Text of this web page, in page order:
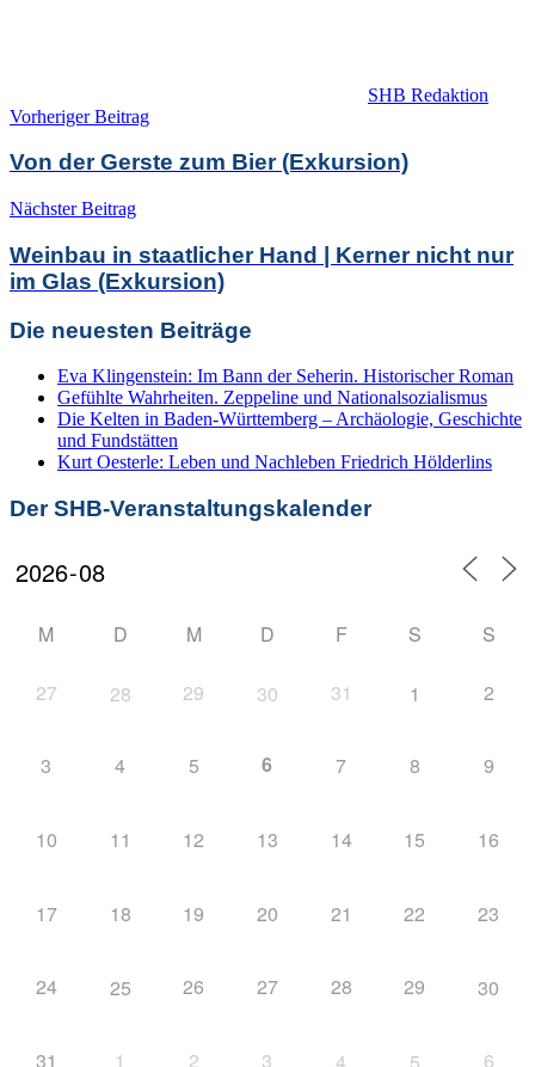
SHB Redaktion
Beitragsnavigation
Vorheriger Beitrag
Von der Gerste zum Bier (Exkursion)
Nächster Beitrag
Weinbau in staatlicher Hand | Kerner nicht nur
im Glas (Exkursion)
Die neuesten Beiträge
Eva Klingenstein: Im Bann der Seherin. Historischer Roman
Gefühlte Wahrheiten. Zeppeline und Nationalsozialismus
Die Kelten in Baden-Württemberg – Archäologie, Geschichte
und Fundstätten
Kurt Oesterle: Leben und Nachleben Friedrich Hölderlins
Der SHB-Veranstaltungskalender
M D M D F S S
27 28 29 30 31 1 2
3 4 5 6 7 8 9
10 11 12 13 14 15 16
17 18 19 20 21 22 23
24 25 26 27 28 29 30
31 1 2 3 6